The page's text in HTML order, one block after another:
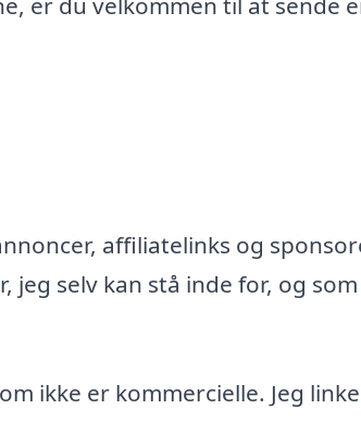
affiliatelinks og
jeg selv kan stå inde for, og
ikke er kommercielle. Jeg